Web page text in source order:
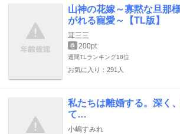
山神の花嫁～寡黙な旦那
がれる寵愛～【TL版】
茸三三
巻 200pt
週間TLランキング18位
お気に入り：291人
私たちは離婚する。深く
て…
小嶋すみれ